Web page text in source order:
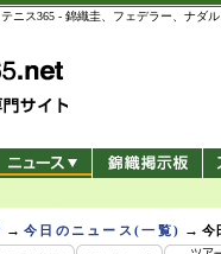
ニス365 - 錦織圭、フェデラー、ナダ
→今日のニュース(一覧) →今